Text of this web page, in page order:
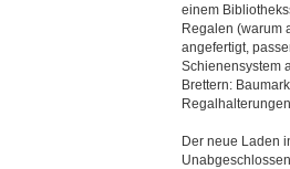
einem
Regalen (warum
angefertigt,
Schienensystem
Brettern:
Der neue Laden